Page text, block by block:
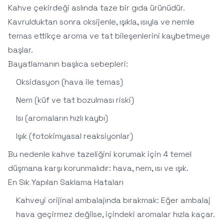
Kahve çekirdeği aslında taze bir gıda ürünüdür.
Kavrulduktan sonra oksijenle, ışıkla, ısıyla ve nemle
temas ettikçe aroma ve tat bileşenlerini kaybetmeye
başlar.
Bayatlamanın başlıca sebepleri:
Oksidasyon (hava ile temas)
Nem (küf ve tat bozulması riski)
Isı (aromaların hızlı kaybı)
Işık (fotokimyasal reaksiyonlar)
Bu nedenle kahve tazeliğini korumak için 4 temel
düşmana karşı korunmalıdır: hava, nem, ısı ve ışık.
En Sık Yapılan Saklama Hataları
Kahveyi orijinal ambalajında bırakmak: Eğer ambalaj
hava geçirmez değilse, içindeki aromalar hızla kaçar.